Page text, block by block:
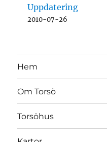
Uppdatering
2010-07-26
Hem
Om Torsö
Torsöhus